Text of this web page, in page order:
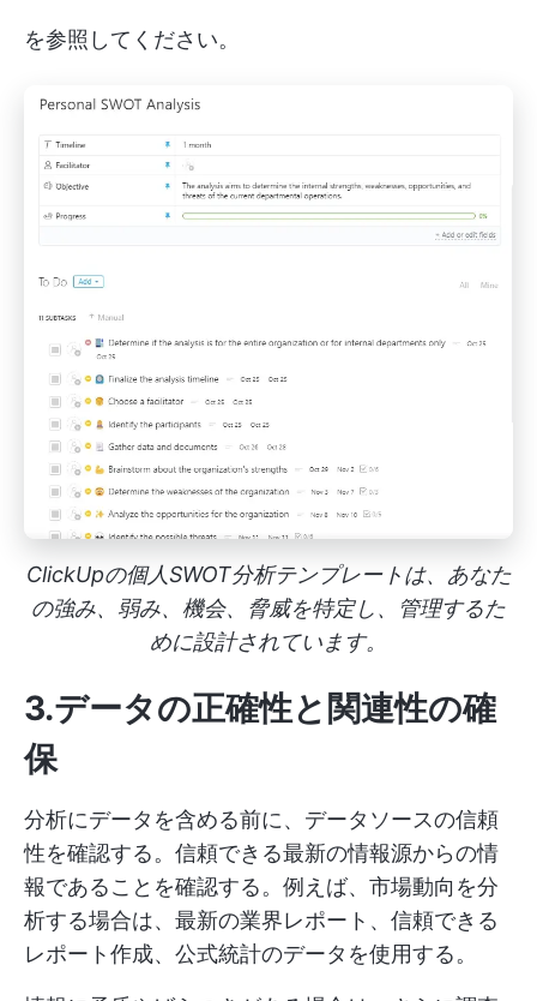
を参照してください。
ClickUpの個人SWOT分析テンプレートは、あなた
の強み、弱み、機会、脅威を特定し、管理するた
めに設計されています。
3.データの正確性と関連性の確
保
分析にデータを含める前に、データソースの信頼
性を確認する。信頼できる最新の情報源からの情
報であることを確認する。例えば、市場動向を分
析する場合は、最新の業界レポート、信頼できる
レポート作成、公式統計のデータを使用する。